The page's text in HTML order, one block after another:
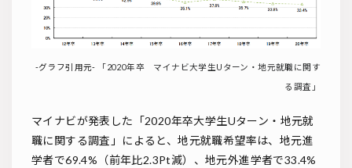
-グラフ引用元-
「2020年卒 マイナビ大学生Uターン・地元就職に関す
る調査」
マイナビが発表した「2020年卒大学生Uターン・地元就
職に関する調査」によると、地元就職希望率は、地元進
学者で69.4%（前年比2.3Pt減）、地元外進学者で33.4%